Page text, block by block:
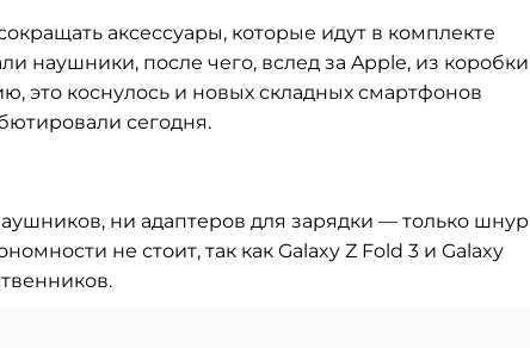
аксессуары, которые идут в комплекте
наушники, после чего, вслед за Apple, из коробки
это коснулось и новых складных смартфонов
сегодня.
ни адаптеров для зарядки — только шнур
не стоит, так как Galaxy Z Fold 3 и Galaxy